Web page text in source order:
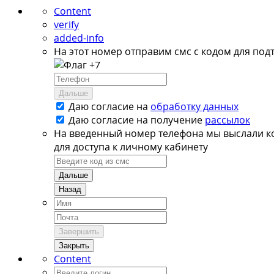
Content
verify
added-info
На этот номер отправим смс с кодом для
+7
Дальше
Даю согласие на обработку данных
Даю согласие на получение рассылок
На введенный номер телефона мы выслали
для доступа к личному кабинету
Дальше
Назад
Завершить
Закрыть
Content